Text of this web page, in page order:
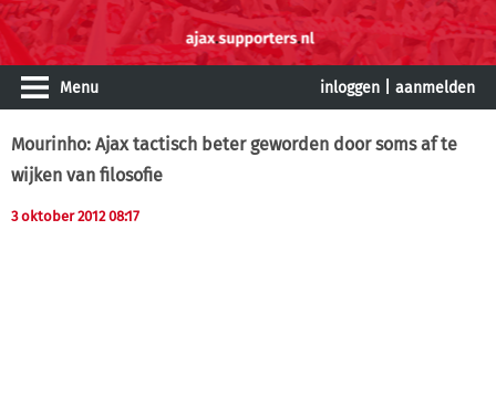
Menu inloggen aanmelden
Mourinho: Ajax tactisch beter geworden door soms af te
wijken van filosofie
3 oktober 2012 08:17